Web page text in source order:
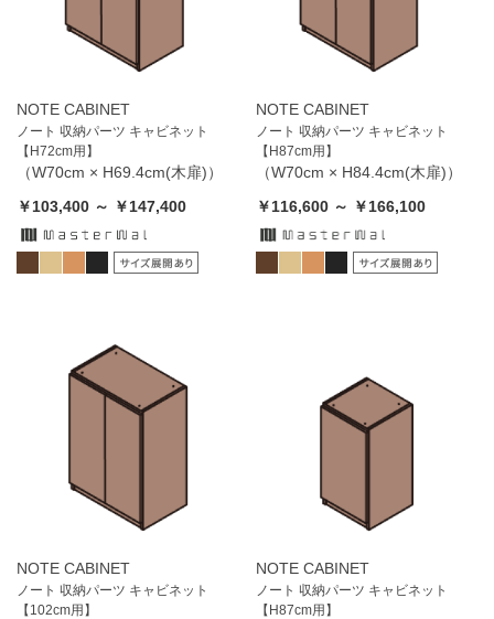
NOTE CABINET
ノート 収納パーツ キャビネット
【H72cm用】
（W70cm × H69.4cm(木扉)）
￥103,400 ～ ￥147,400
NOTE CABINET
ノート 収納パーツ キャビネット
【H87cm用】
（W70cm × H84.4cm(木扉)）
￥116,600 ～ ￥166,100
NOTE CABINET
ノート 収納パーツ キャビネット
【102cm用】
NOTE CABINET
ノート 収納パーツ キャビネット
【H87cm用】